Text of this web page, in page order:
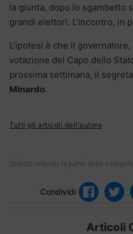
la giunta, dopo lo sgambetto
grandi elettori. L’incontro, in
L’ipotesi è che il
votazione del Capo dello
prossima settimana, il
Minardo.
Tutti gli articoli dell'autore
Questo articolo fa parte delle
Condividi
Articoli